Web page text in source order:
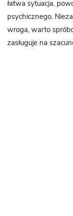
łatwa sytuacja,
psychicznego.
wroga, warto
zasługuje na